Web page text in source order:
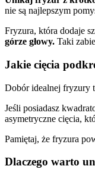
nie są najlepszym
Fryzura, która dodaje
górze głowy. Taki
Jakie cięcia
Dobór idealnej fryzury
Jeśli posiadasz
asymetryczne cięcia,
Pamiętaj, że fryzura
Dlaczego warto